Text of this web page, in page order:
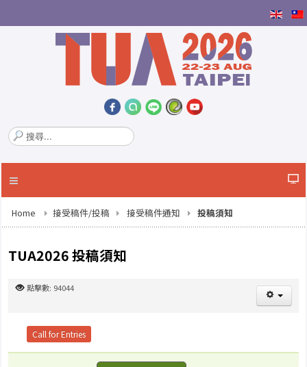
搜
尋
.
Home 接受稿件/投稿 接受稿件通知 投稿須知
TUA2026 投稿須知
點擊數: 94044
Call for Entries